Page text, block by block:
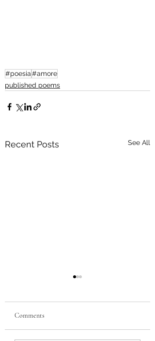
#poesia#amore
published poems
Recent Posts See All
Comments